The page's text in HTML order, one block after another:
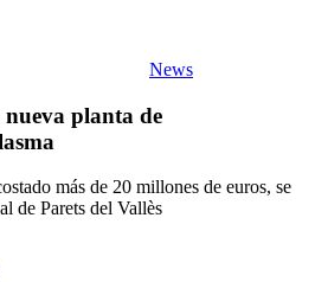
News
planta de
más de 20 millones de euros, se
de Parets del Vallès